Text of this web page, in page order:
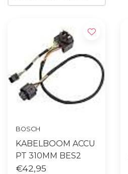
BOSCH
KABELBOOM ACCU
PT 310MM BES2
€42,95